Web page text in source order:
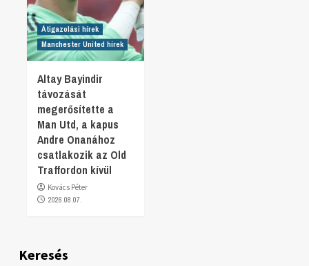
Átigazolási hírek
Manchester United hírek
Altay Bayindir
távozását
megerősítette a
Man Utd, a kapus
Andre Onanához
csatlakozik az Old
Traffordon kívül
Kovács Péter
2026.08.07.
Keresés